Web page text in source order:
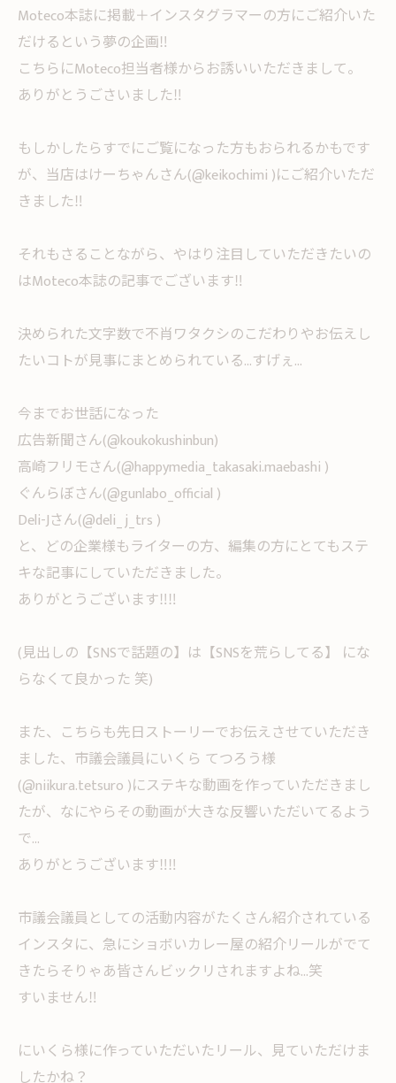
Moteco本誌に掲載＋インスタグラマーの方にご紹介いた
だけるという夢の企画‼︎
こちらにMoteco担当者様からお誘いいただきまして。
ありがとうごさいました‼︎
もしかしたらすでにご覧になった方もおられるかもです
が、当店はけーちゃんさん(@keikochimi )にご紹介いただ
きました‼︎
それもさることながら、やはり注目していただきたいの
はMoteco本誌の記事でございます‼︎
決められた文字数で不肖ワタクシのこだわりやお伝えし
たいコトが見事にまとめられている...すげぇ...
今までお世話になった
広告新聞さん(@koukokushinbun)
高崎フリモさん(@happymedia_takasaki.maebashi )
ぐんらぼさん(@gunlabo_official )
Deli-Jさん(@deli_j_trs )
と、どの企業様もライターの方、編集の方にとてもステ
キな記事にしていただきました。
ありがとうございます‼︎‼︎
(見出しの【SNSで話題の】は【SNSを荒らしてる】 にな
らなくて良かった 笑)
また、こちらも先日ストーリーでお伝えさせていただき
ました、市議会議員にいくら てつろう様
(@niikura.tetsuro )にステキな動画を作っていただきまし
たが、なにやらその動画が大きな反響いただいてるよう
で...
ありがとうございます‼︎‼︎
市議会議員としての活動内容がたくさん紹介されている
インスタに、急にショボいカレー屋の紹介リールがでて
きたらそりゃあ皆さんビックリされますよね...笑
すいません‼︎
にいくら様に作っていただいたリール、見ていただけま
したかね？